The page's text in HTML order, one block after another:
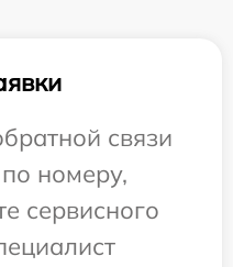
связи
номеру,
сервисного